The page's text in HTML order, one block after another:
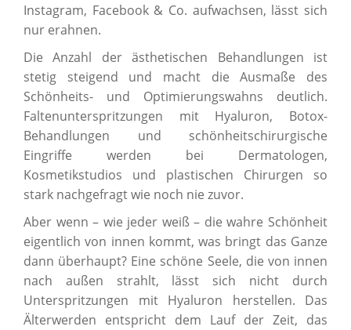
Instagram, Facebook & Co. aufwachsen, lässt sich
nur erahnen.
Die Anzahl der ästhetischen Behandlungen ist
stetig steigend und macht die Ausmaße des
Schönheits- und Optimierungswahns deutlich.
Faltenunterspritzungen mit Hyaluron, Botox-
Behandlungen und schönheitschirurgische
Eingriffe werden bei Dermatologen,
Kosmetikstudios und plastischen Chirurgen so
stark nachgefragt wie noch nie zuvor.
Aber wenn – wie jeder weiß – die wahre Schönheit
eigentlich von innen kommt, was bringt das Ganze
dann überhaupt? Eine schöne Seele, die von innen
nach außen strahlt, lässt sich nicht durch
Unterspritzungen mit Hyaluron herstellen. Das
Älterwerden entspricht dem Lauf der Zeit, das